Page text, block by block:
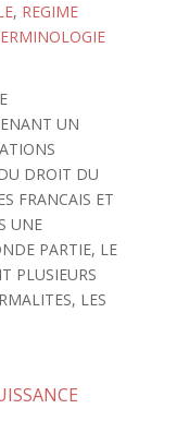
, REGIME
UN
DROIT DU
FRANCAIS ET
UNE
PARTIE, LE
PLUSIEURS
LES